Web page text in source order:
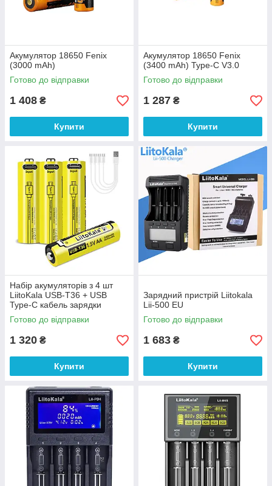
Акумулятор 18650 Fenix
(3000 mAh)
Готово до відправки
1 408 ₴
Купити
Акумулятор 18650 Fenix
(3400 mAh) Type-C V3.0
Готово до відправки
1 287 ₴
Купити
Набір акумуляторів з 4 шт
LiitoKala USB-T36 + USB
Type-C кабель зарядки
Готово до відправки
1 320 ₴
Купити
Зарядний пристрій Liitokala
Lii-500 EU
Готово до відправки
1 683 ₴
Купити